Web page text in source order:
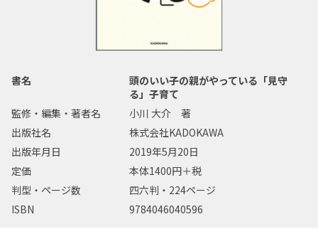
書名
頭のいい子の親がやっている「見守
る」子育て
監修・編集・著者名
小川 大介 著
出版社名
株式会社KADOKAWA
出版年月日
2019年5月20日
定価
本体1400円＋税
判型・ページ数
四六判・224ページ
ISBN
9784046040596